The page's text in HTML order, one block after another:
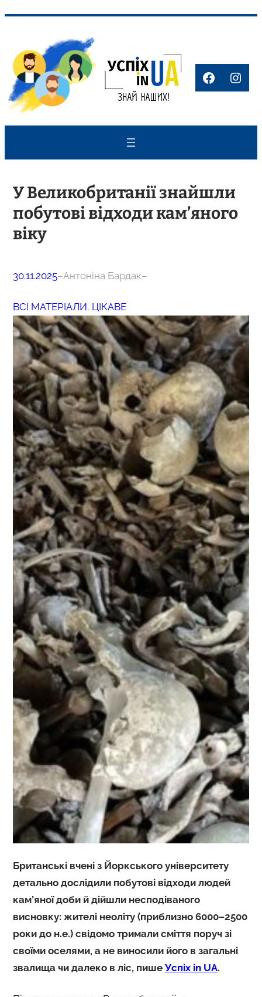
вмісту
У Великобританії знайшли
побутові відходи кам’яного
віку
30.11.2025–Антоніна Бардак–
ВСІ МАТЕРІАЛИ, ЦІКАВЕ
Британські вчені з Йоркського університету
детально дослідили побутові відходи людей
кам’яної доби й дійшли несподіваного
висновку: жителі неоліту (приблизно 6000–2500
роки до н.е.) свідомо тримали сміття поруч зі
своїми оселями, а не виносили його в загальні
звалища чи далеко в ліс, пише Успіх in UA.